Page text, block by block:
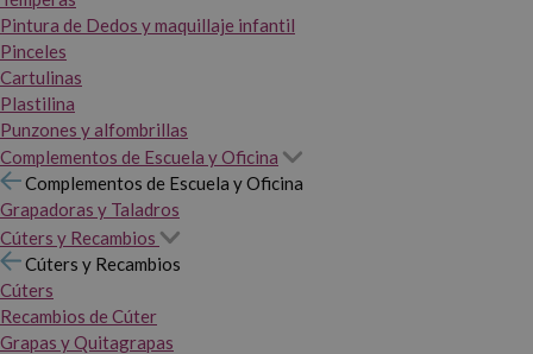
Pintura de Dedos y maquillaje infantil
Pinceles
Cartulinas
Plastilina
Punzones y alfombrillas
Complementos de Escuela y Oficina
Complementos de Escuela y Oficina
Grapadoras y Taladros
Cúters y Recambios
Cúters y Recambios
Cúters
Recambios de Cúter
Grapas y Quitagrapas